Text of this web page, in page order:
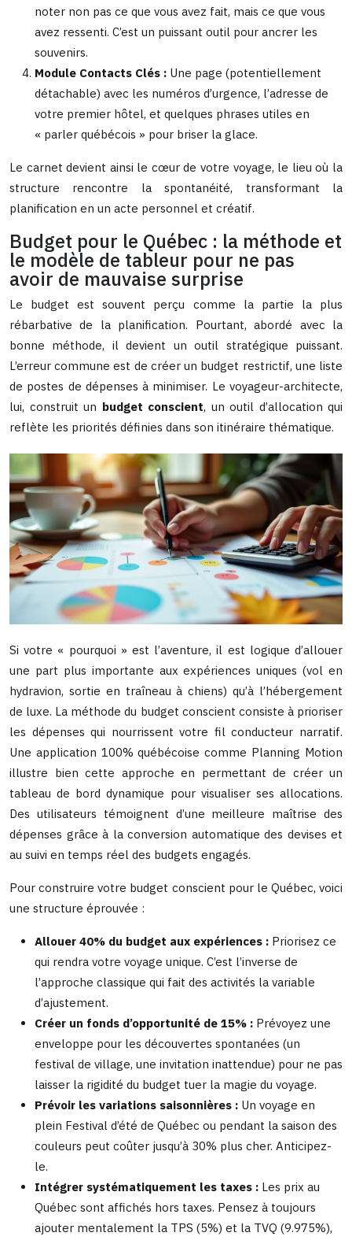
noter non pas ce que vous avez fait, mais ce que vous
avez ressenti. C’est un puissant outil pour ancrer les
souvenirs.
Module Contacts Clés : Une page (potentiellement
détachable) avec les numéros d’urgence, l’adresse de
votre premier hôtel, et quelques phrases utiles en
« parler québécois » pour briser la glace.
Le carnet devient ainsi le cœur de votre voyage, le lieu où la
structure rencontre la spontanéité, transformant la
planification en un acte personnel et créatif.
Budget pour le Québec : la méthode et
le modèle de tableur pour ne pas
avoir de mauvaise surprise
Le budget est souvent perçu comme la partie la plus
rébarbative de la planification. Pourtant, abordé avec la
bonne méthode, il devient un outil stratégique puissant.
L’erreur commune est de créer un budget restrictif, une liste
de postes de dépenses à minimiser. Le voyageur-architecte,
lui, construit un budget conscient, un outil d’allocation qui
reflète les priorités définies dans son itinéraire thématique.
Si votre « pourquoi » est l’aventure, il est logique d’allouer
une part plus importante aux expériences uniques (vol en
hydravion, sortie en traîneau à chiens) qu’à l’hébergement
de luxe. La méthode du budget conscient consiste à prioriser
les dépenses qui nourrissent votre fil conducteur narratif.
Une application 100% québécoise comme Planning Motion
illustre bien cette approche en permettant de créer un
tableau de bord dynamique pour visualiser ses allocations.
Des utilisateurs témoignent d’une meilleure maîtrise des
dépenses grâce à la conversion automatique des devises et
au suivi en temps réel des budgets engagés.
Pour construire votre budget conscient pour le Québec, voici
une structure éprouvée :
Allouer 40% du budget aux expériences : Priorisez ce
qui rendra votre voyage unique. C’est l’inverse de
l’approche classique qui fait des activités la variable
d’ajustement.
Créer un fonds d’opportunité de 15% : Prévoyez une
enveloppe pour les découvertes spontanées (un
festival de village, une invitation inattendue) pour ne pas
laisser la rigidité du budget tuer la magie du voyage.
Prévoir les variations saisonnières : Un voyage en
plein Festival d’été de Québec ou pendant la saison des
couleurs peut coûter jusqu’à 30% plus cher. Anticipez-
le.
Intégrer systématiquement les taxes : Les prix au
Québec sont affichés hors taxes. Pensez à toujours
ajouter mentalement la TPS (5%) et la TVQ (9.975%),